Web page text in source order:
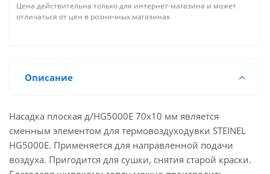
Цена действительна только для интернет-магазина и может
отличаться от цен в розничных магазинах
Описание
Насадка плоская д/HG5000E 70х10 мм является
сменным элементом для термовоздуходувки STEINEL
HG5000E. Применяется для направленной подачи
воздуха. Пригодится для сушки, снятия старой краски.